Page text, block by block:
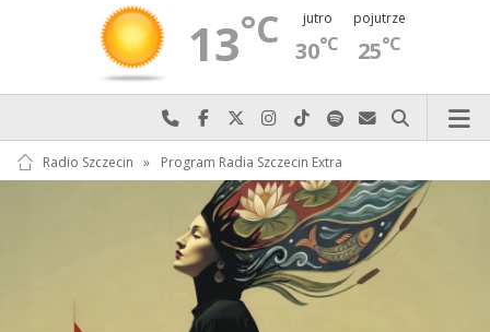
13°C jutro
30°C
pojutrze
25°C
Najlepiej po prostu do nas zadzwoń
Odwiedź nas na Facebook-u
Odwiedź nas na X
Odwiedź nas na Instagram-ie
Odwiedź nas na TikTok-u
Szukaj nas na Spotify
Wyślij do nas
Szukaj
Radio Szczecin » Program Radia Szczecin Extra